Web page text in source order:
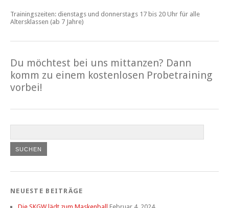
Trainingszeiten: dienstags und donnerstags 17 bis 20 Uhr für alle
Altersklassen (ab 7 Jahre)
Du möchtest bei uns mittanzen? Dann
komm zu einem kostenlosen Probetraining
vorbei!
NEUESTE BEITRÄGE